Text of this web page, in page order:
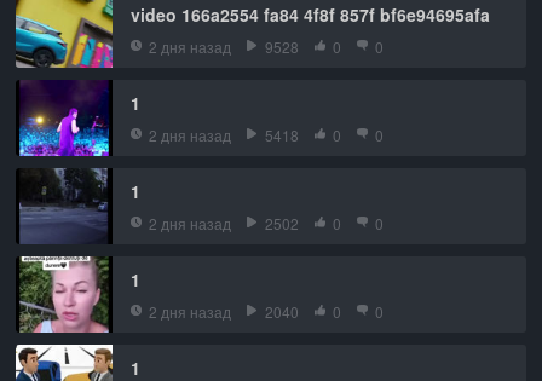
video 166a2554 fa84 4f8f 857f bf6e94695afa
2 дня назад 9528 0 0
1
2 дня назад 5418 0 0
1
2 дня назад 2502 0 0
1
2 дня назад 2040 0 0
1